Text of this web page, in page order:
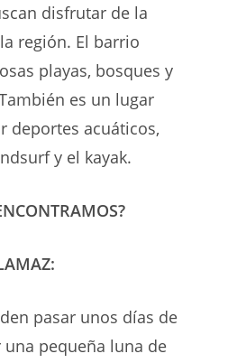
disfrutar de la
región. El barrio
playas, bosques y
es un lugar
deportes acuáticos,
y el kayak.
pasar unos días de
pequeña luna de